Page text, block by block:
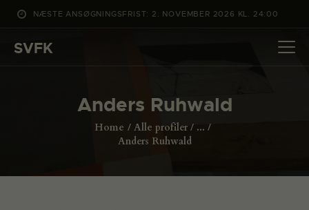
NÆSTE ANSØGNINGSFRIST: 2. NOVEMBER 2026 KL. 24:00
SVFK
Anders Ruhwald
Home Alle profiler
...
Anders Ruhwald
DET SKER
CHANNEL